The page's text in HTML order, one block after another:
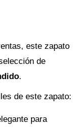
este zapato
de
.
de este zapato:
para